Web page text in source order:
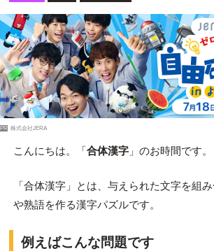
PR 株式会社JERA
こんにちは。「合体漢字」のお時間です。
「合体漢字」とは、与えられた文字を組
や熟語を作る漢字パズルです。
例えばこんな問題です